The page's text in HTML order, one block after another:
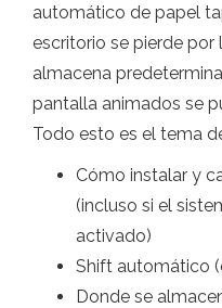
automático de papel
escritorio se pierde
almacena
pantalla animados se
Todo esto es el tema
Cómo instalar y
(incluso si el
activado)
Shift automático
Donde se